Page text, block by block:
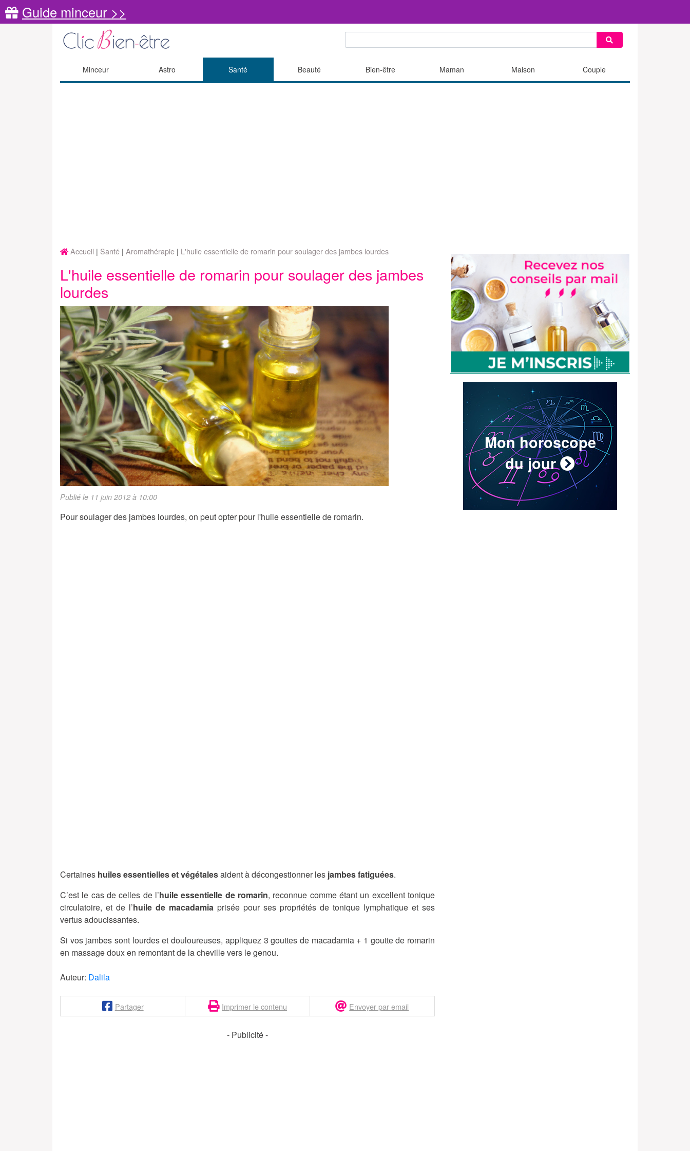
Guide minceur >>
Minceur Astro Santé Beauté Bien-être Maman Maison Couple
Accueil Santé Aromathérapie L'huile essentielle de romarin pour soulager des jambes lourdes
L'huile essentielle de romarin pour soulager des jambes
lourdes
Publié le 11 juin 2012 à 10:00
Pour soulager des jambes lourdes, on peut opter pour l'huile essentielle de romarin.
Certaines huiles essentielles et végétalesaident à décongestionner les jambes fatiguées.
C’est le cas de celles de l’huile essentielle de romarin, reconnue comme étant un excellent tonique
circulatoire, et de l’huile de macadamia prisée pour ses propriétés de tonique lymphatique et ses
vertus adoucissantes.
Si vos jambes sont lourdes et douloureuses, appliquez 3 gouttes de macadamia + 1 goutte de romarin
en massage doux en remontant de la cheville vers le genou.
Auteur: Dalila
Partager Imprimer le contenu Envoyer par email
- Publicité -
Mon horoscope
du jour